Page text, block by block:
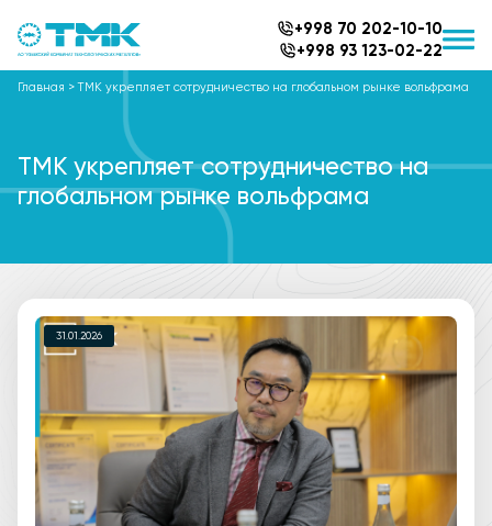
+998 70 202-10-10
+998 93 123-02-22
Главная >ТМК укрепляет сотрудничество на глобальном рынке вольфрама
ТМК укрепляет сотрудничество на
глобальном рынке вольфрама
31.01.2026